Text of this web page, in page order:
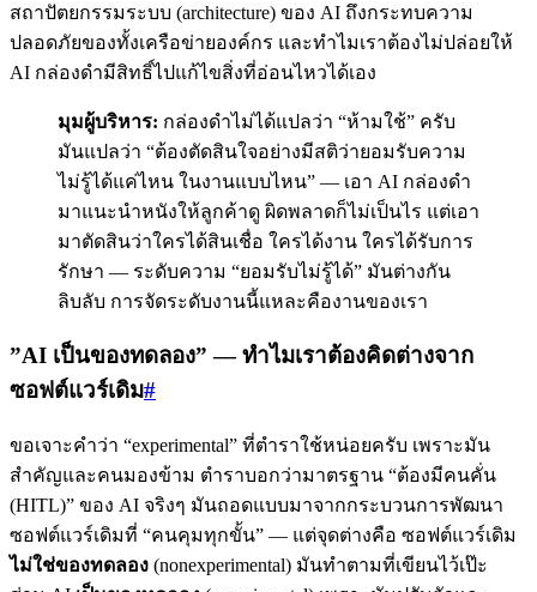
สถาปัตยกรรมระบบ (architecture) ของ AI ถึงกระทบความ
ปลอดภัยของทั้งเครือข่ายองค์กร และทำไมเราต้องไม่ปล่อยให้
AI กล่องดำมีสิทธิ์ไปแก้ไขสิ่งที่อ่อนไหวได้เอง
มุมผู้บริหาร: กล่องดำไม่ได้แปลว่า “ห้ามใช้” ครับ
มันแปลว่า “ต้องตัดสินใจอย่างมีสติว่ายอมรับความ
ไม่รู้ได้แค่ไหน ในงานแบบไหน” — เอา AI กล่องดำ
มาแนะนำหนังให้ลูกค้าดู ผิดพลาดก็ไม่เป็นไร แต่เอา
มาตัดสินว่าใครได้สินเชื่อ ใครได้งาน ใครได้รับการ
รักษา — ระดับความ “ยอมรับไม่รู้ได้” มันต่างกัน
ลิบลับ การจัดระดับงานนี้แหละคืองานของเรา
”AI เป็นของทดลอง” — ทำไมเราต้องคิดต่างจาก
ซอฟต์แวร์เดิม#
ขอเจาะคำว่า “experimental” ที่ตำราใช้หน่อยครับ เพราะมัน
สำคัญและคนมองข้าม ตำราบอกว่ามาตรฐาน “ต้องมีคนคั่น
(HITL)” ของ AI จริงๆ มันถอดแบบมาจากกระบวนการพัฒนา
ซอฟต์แวร์เดิมที่ “คนคุมทุกขั้น” — แต่จุดต่างคือ ซอฟต์แวร์เดิม
ไม่ใช่ของทดลอง (nonexperimental) มันทำตามที่เขียนไว้เป๊ะ